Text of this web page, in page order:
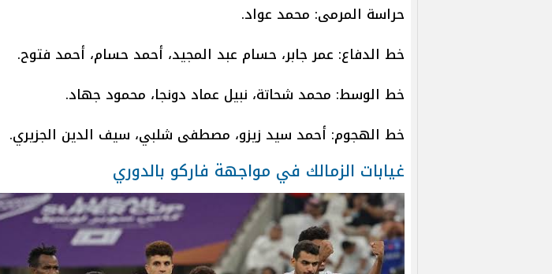
حراسة المرمى: محمد عواد.
خط الدفاع: عمر جابر، حسام عبد المجيد، أحمد حسام، أحمد فتوح.
خط الوسط: محمد شحاتة، نبيل عماد دونجا، محمود جهاد.
خط الهجوم: أحمد سيد زيزو، مصطفى شلبي، سيف الدين الجزيري.
غيابات الزمالك في مواجهة فاركو بالدوري